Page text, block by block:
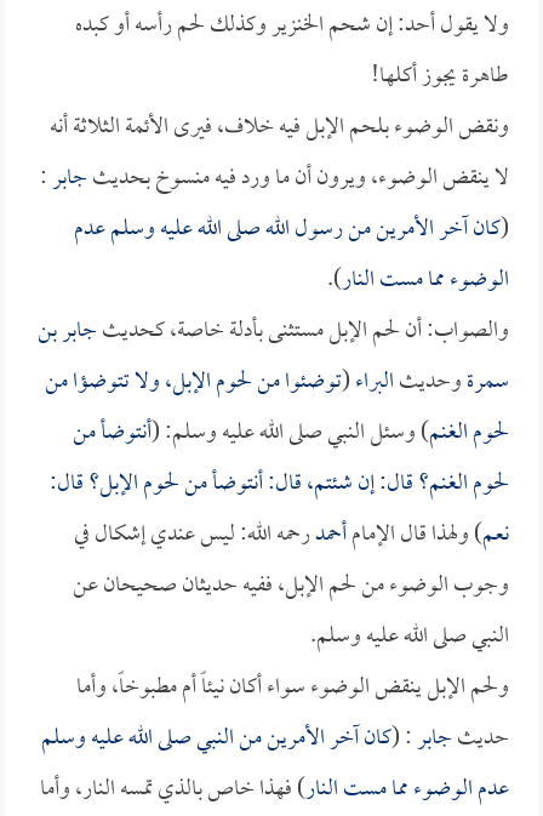
ولا يقول أحد: إن شحم الخنزير وكذلك لحم رأسه أو كبده
طاهرة يجوز أكلها!
ونقض الوضوء بلحم الإبل فيه خلاف، فيرى الأئمة الثلاثة أنه
لا ينقض الوضوء، ويرون أن ما ورد فيه منسوخ بحديثجابر:
(كان آخر الأمرين من رسول الله صلى الله عليه وسلم عدم
الوضوء مما مست النار).
والصواب: أن لحم الإبل مستثنى بأدلة خاصة، كحديثجابر بن
سمرةوحديثالبراء(توضئوا من لحوم الإبل، ولا تتوضؤا من
لحوم الغنم) وسئل النبي صلى الله عليه وسلم: (أنتوضأ من
لحوم الغنم؟ قال: إن شئتم، قال: أنتوضأ من لحوم الإبل؟ قال:
نعم) ولهذا قال الإمامأحمدرحمه الله: ليس عندي إشكال في
وجوب الوضوء من لحم الإبل، ففيه حديثان صحيحان عن
النبي صلى الله عليه وسلم.
ولحم الإبل ينقض الوضوء سواء أكان نيئاً أم مطبوخاً، وأما
حديثجابر: (كان آخر الأمرين من النبي صلى الله عليه وسلم
عدم الوضوء مما مست النار) فهذا خاص بالذي تمسه النار، وأما